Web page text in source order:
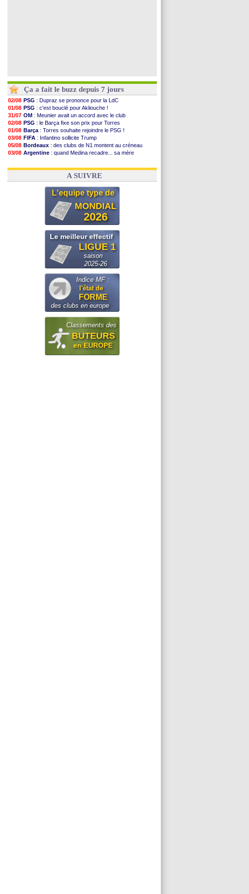
Ça a fait le buzz depuis 7 jours
02/08 PSG : Dupraz se prononce pour la LdC
01/08 PSG : c'est bouclé pour Akliouche !
31/07 OM : Meunier avait un accord avec le club
02/08 PSG : le Barça fixe son prix pour Torres
01/08 Barça : Torres souhaite rejoindre le PSG !
03/08 FIFA : Infantino sollicite Trump
05/08 Bordeaux : des clubs de N1 montent au créneau
03/08 Argentine : quand Medina recadre... sa mère
03/08 OM: Paixão attire un 2e club anglais
A SUIVRE
L'equipe type de
MONDIAL
2026
Le meilleur effectif
LIGUE 1
saison
2025-26
Indice MF :
l'état de
FORME
des clubs en europe
Classements des
BUTEURS
en EUROPE